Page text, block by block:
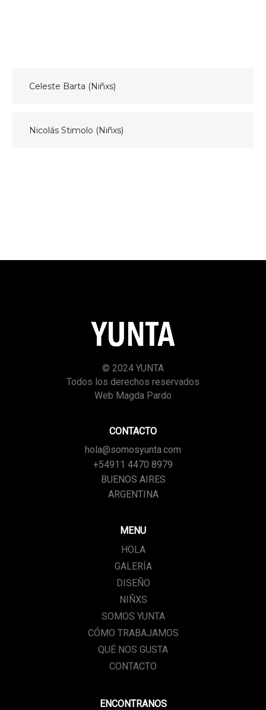
Navegación
entradas
Celeste Barta (Niñxs)
Nicolás Stimolo (Niñxs)
© 2024 YUNTA
Todos los derechos reservados
Web Magda Pardo
CONTACTO
hola@somosyunta.com
+54911 4470 8979
BUENOS AIRES
ARGENTINA
MENU
HOLA
GALERÍA
DISEÑO
NIÑXS
SOMOS YUNTA
CÓMO TRABAJAMOS
QUÉ NOS GUSTA
CONTACTO
ENCONTRANOS